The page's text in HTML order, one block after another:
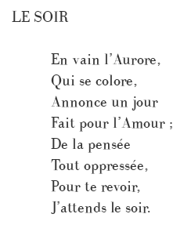
LE SOIR
En vain l’Aurore,
Qui se colore,
Annonce un jour
Fait pour l’Amour ;
De la pensée
Tout oppressée,
Pour te revoir,
J’attends le soir.